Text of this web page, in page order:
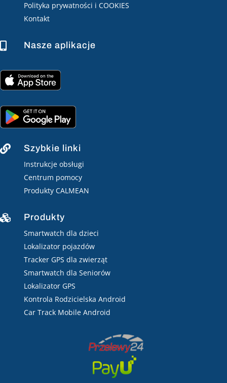
Polityka prywatności i COOKIES
Kontakt
 Nasze aplikacje
 Szybkie linki
Instrukcje obsługi
Centrum pomocy
Produkty CALMEAN
 Produkty
Smartwatch dla dzieci
Lokalizator pojazdów
Tracker GPS dla zwierząt
Smartwatch dla Seniorów
Lokalizator GPS
Kontrola Rodzicielska Android
Car Track Mobile Android